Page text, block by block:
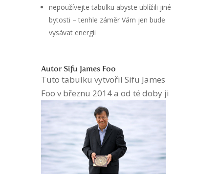
nepoužívejte tabulku abyste ublížili jiné
bytosti – tenhle záměr Vám jen bude
vysávat energii
Autor Sifu James Foo
Tuto tabulku vytvořil Sifu James
Foo v březnu 2014 a od té doby ji